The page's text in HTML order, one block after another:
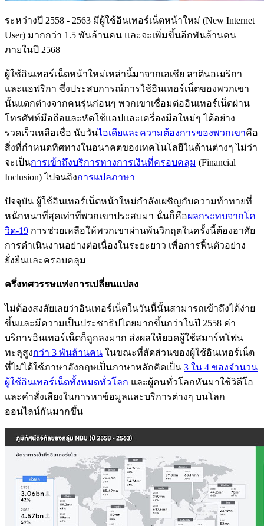
ระหว่างปี 2558 - 2563 มีผู้ใช้อินเทอร์เน็ตหน้าใหม่ (New Internet
User) มากกว่า 1.5 พันล้านคน และจะเพิ่มขึ้นอีกพันล้านคน
ภายในปี 2568
ผู้ใช้อินเทอร์เน็ตหน้าใหม่เหล่านี้มาจากเอเชีย ลาตินอเมริกา
และแอฟริกา ซึ่งประสบการณ์การใช้อินเทอร์เน็ตของพวกเขา
นั้นแตกต่างจากคนรุ่นก่อนๆ พวกเขาเชื่อมต่ออินเทอร์เน็ตผ่าน
โทรศัพท์มือถือและหัดใช้แอปและเครื่องมือใหม่ๆ ได้อย่าง
รวดเร็วเหลือเชื่อ นับวันไอเดียและความต้องการของพวกเขาคือ
สิ่งที่กำหนดทิศทางในอนาคตของเทคโนโลยีในด้านต่างๆ ไม่ว่า
จะเป็นการเข้าถึงบริการทางการเงินที่ครอบคลุม (Financial
Inclusion) ไปจนถึงการแปลภาษา
ปัจจุบัน ผู้ใช้อินเทอร์เน็ตหน้าใหม่กำลังเผชิญกับความท้าทายที่
หนักหนาที่สุดเท่าที่พวกเขาประสบมา นั่นก็คือผลกระทบจากโค
วิด-19 การช่วยเหลือให้พวกเขาผ่านพ้นวิกฤตในครั้งนี้ต้องอาศัย
การดำเนินงานอย่างต่อเนื่องในระยะยาว เพื่อการฟื้นตัวอย่าง
ยั่งยืนและครอบคลุม
ครึ่งทศวรรษแห่งการเปลี่ยนแปลง
ไม่ต้องสงสัยเลยว่าอินเทอร์เน็ตในวันนี้นั้นสามารถเข้าถึงได้ง่าย
ขึ้นและมีความเป็นประชาธิปไตยมากขึ้นกว่าในปี 2558 ค่า
บริการอินเทอร์เน็ตก็ถูกลงมาก ส่งผลให้ยอดผู้ใช้สมาร์ทโฟน
ทะลุสูงกว่า 3 พันล้านคน ในขณะที่สัดส่วนของผู้ใช้อินเทอร์เน็ต
ที่ไม่ได้ใช้ภาษาอังกฤษเป็นภาษาหลักคิดเป็น 3 ใน 4 ของจำนวน
ผู้ใช้อินเทอร์เน็ตทั้งหมดทั่วโลก และผู้คนทั่วโลกหันมาใช้วิดีโอ
และคำสั่งเสียงในการหาข้อมูลและบริการต่างๆ บนโลก
ออนไลน์กันมากขึ้น